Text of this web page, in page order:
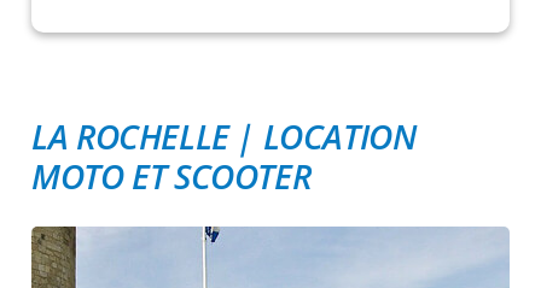
LA ROCHELLE | LOCATION
MOTO ET SCOOTER